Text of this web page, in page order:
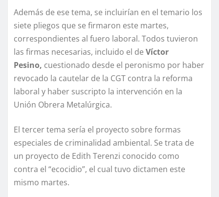
Además de ese tema, se incluirían en el temario los
siete pliegos que se firmaron este martes,
correspondientes al fuero laboral. Todos tuvieron
las firmas necesarias, incluido el de Víctor
Pesino, cuestionado desde el peronismo por haber
revocado la cautelar de la CGT contra la reforma
laboral y haber suscripto la intervención en la
Unión Obrera Metalúrgica.
El tercer tema sería el proyecto sobre formas
especiales de criminalidad ambiental. Se trata de
un proyecto de Edith Terenzi conocido como
contra el “ecocidio”, el cual tuvo dictamen este
mismo martes.